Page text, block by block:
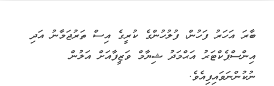
ބާރަ އަހަރު ފަހުން، ފުލުހުންގެ ކުރީގެ އިސް ތަރުޖަމާނު އަދި
އިންސްޕެކްޓަރު އަޙްމަދު ޝިޔާމް ވަޒީފާއަށް އަލުން
ނުކުންނަވައިފިއެވެ.